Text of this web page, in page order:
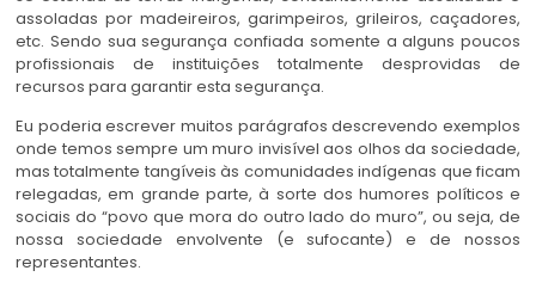
assoladas por madeireiros, garimpeiros, grileiros, caçadores,
etc. Sendo sua segurança confiada somente a alguns poucos
profissionais de instituições totalmente desprovidas de
recursos para garantir esta segurança.
Eu poderia escrever muitos parágrafos descrevendo exemplos
onde temos sempre um muro invisível aos olhos da sociedade,
mas totalmente tangíveis às comunidades indígenas que ficam
relegadas, em grande parte, à sorte dos humores políticos e
sociais do “povo que mora do outro lado do muro”, ou seja, de
nossa sociedade envolvente (e sufocante) e de nossos
representantes.